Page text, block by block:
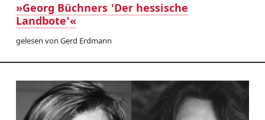
»Georg Büchners 'Der hessische
Landbote'«
gelesen von Gerd Erdmann